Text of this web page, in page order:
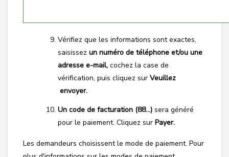
Vérifiez que les informations sont exactes,
saisissez un numéro de téléphone et/ou une
adresse e-mail, cochez la case de
vérification, puis cliquez sur Veuillez
envoyer.
Un code de facturation (88…) sera généré
pour le paiement. Cliquez sur Payer.
Les demandeurs choisissent le mode de paiement. Pour